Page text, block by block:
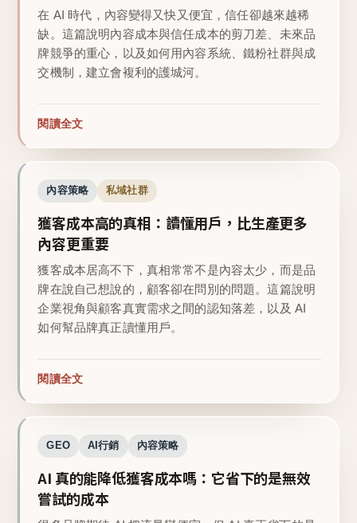
在 AI 時代，內容變得又快又便宜，信任卻越來越稀
缺。這篇說明內容成本與信任成本的剪刀差、未來品
牌競爭的重心，以及如何用內容系統、鐵粉社群與成
交機制，建立會複利的護城河。
閱讀全文
內容策略 私域社群
獲客成本高的真相：讀懂用戶，比生產更多
內容更重要
獲客成本居高不下，真相常常不是內容太少，而是品
牌在說自己想說的，顧客卻在問別的問題。這篇說明
企業視角與顧客真實需求之間的認知落差，以及 AI
如何幫品牌真正讀懂用戶。
閱讀全文
GEO AI行銷 內容策略
AI 真的能降低獲客成本嗎：它省下的是無效
嘗試的成本